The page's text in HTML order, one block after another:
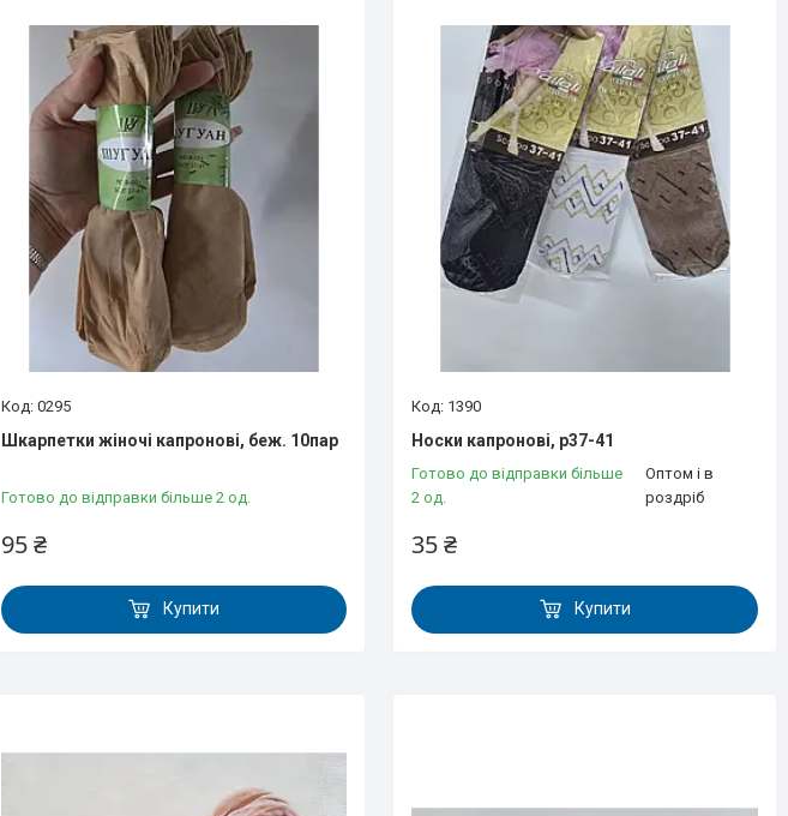
0295
Шкарпетки жіночі капронові, беж. 10пар
Готово до відправки більше 2 од.
95 ₴
Купити
1390
Носки капронові, р37-41
Готово до відправки більше
2 од.
Оптом і в
роздріб
35 ₴
Купити